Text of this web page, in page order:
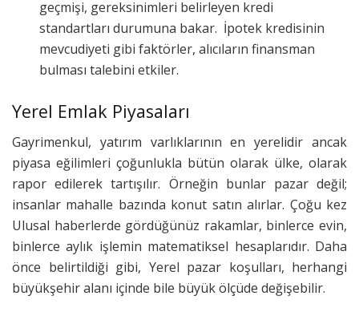
geçmişi, gereksinimleri belirleyen kredi
standartları durumuna bakar. İpotek kredisinin
mevcudiyeti gibi faktörler, alıcıların finansman
bulması talebini etkiler.
Yerel Emlak Piyasaları
Gayrimenkul, yatırım varlıklarının en yerelidir ancak
piyasa eğilimleri çoğunlukla bütün olarak ülke, olarak
rapor edilerek tartışılır. Örneğin bunlar pazar değil;
insanlar mahalle bazında konut satın alırlar. Çoğu kez
Ulusal haberlerde gördüğünüz rakamlar, binlerce evin,
binlerce aylık işlemin matematiksel hesaplarıdır. Daha
önce belirtildiği gibi, Yerel pazar koşulları, herhangi
büyükşehir alanı içinde bile büyük ölçüde değişebilir.